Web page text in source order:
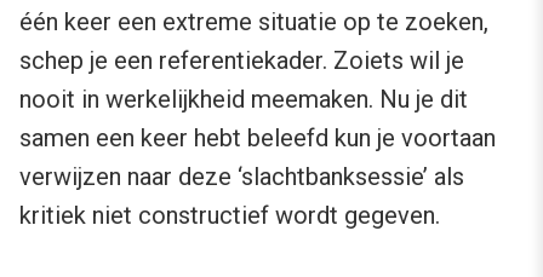
één keer een extreme situatie op te zoeken,
schep je een referentiekader. Zoiets wil je
nooit in werkelijkheid meemaken. Nu je dit
samen een keer hebt beleefd kun je voortaan
verwijzen naar deze ‘slachtbanksessie’ als
kritiek niet constructief wordt gegeven.